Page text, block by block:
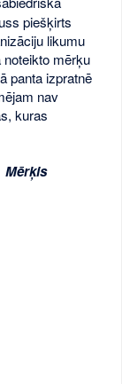
piešķirts
likumu
mērķu
panta izpratnē
nav
kuras
Mērķis